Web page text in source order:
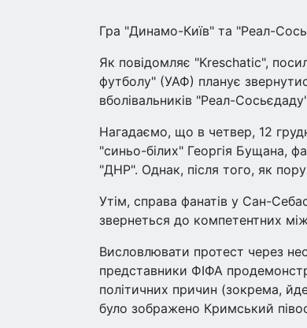
Гра "Динамо-Київ" та "Реал-
Як повідомляє "Kreschatic",
футболу" (УАФ) планує
вболівальників "Реал-
Нагадаємо, що в четвер, 12
"синьо-білих" Георгія Бущана,
"ДНР". Однак, після того, як
Утім, справа фанатів у Сан-
звернеться до компетентних
Висловлювати протест через
представники ФІФА
політичних причин (зокрема,
було зображено Кримський